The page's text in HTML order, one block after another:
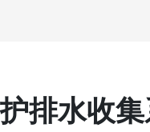
排水收